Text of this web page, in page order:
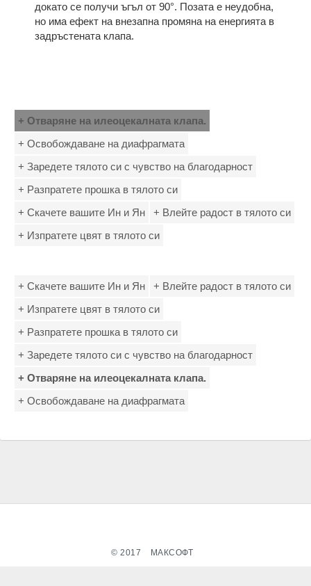
до­като се получи ъгъл от 90°. Позата е неудобна,
но има ефект на внезапна промяна на енергията в
задръстената клапа.
+ Отваряне на илеоцекалната клапа.
+ Освобождаване на диафрагмата
+ Заредете тялото си с чувство на благодарност
+ Разпратете прошка в тялото си
+ Скачете вашите Ин и Ян
+ Влейте радост в тялото си
+ Изпратете цвят в тялото си
+ Скачете вашите Ин и Ян
+ Влейте радост в тялото си
+ Изпратете цвят в тялото си
+ Разпратете прошка в тялото си
+ Заредете тялото си с чувство на благодарност
+ Отваряне на илеоцекалната клапа.
+ Освобождаване на диафрагмата
© 2017 МАКСОФТ